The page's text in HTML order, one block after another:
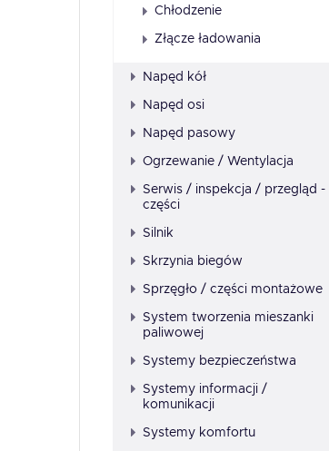
Chłodzenie
Złącze ładowania
Napęd kół
Napęd osi
Napęd pasowy
Ogrzewanie / Wentylacja
Serwis / inspekcja / przegląd -
części
Silnik
Skrzynia biegów
Sprzęgło / części montażowe
System tworzenia mieszanki
paliwowej
Systemy bezpieczeństwa
Systemy informacji /
komunikacji
Systemy komfortu